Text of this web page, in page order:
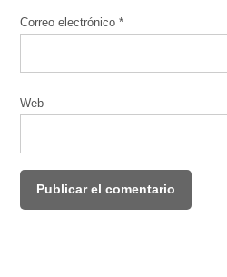
Correo electrónico*
Web